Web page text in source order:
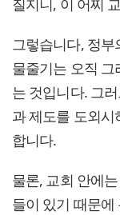
질지니, 이 어찌
그렇습니다, 정
물줄기는 오직 그
는 것입니다. 그
과 제도를 도외
합니다.
물론, 교회 안에
들이 있기 때문에